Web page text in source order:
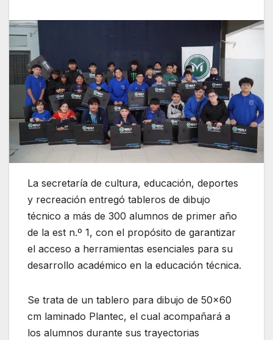
La secretaría de cultura, educación, deportes
y recreación entregó tableros de dibujo
técnico a más de 300 alumnos de primer año
de la est n.º 1, con el propósito de garantizar
el acceso a herramientas esenciales para su
desarrollo académico en la educación técnica.
Se trata de un tablero para dibujo de 50×60
cm laminado Plantec, el cual acompañará a
los alumnos durante sus trayectorias